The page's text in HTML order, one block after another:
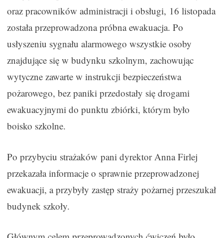
oraz pracowników administracji i obsługi, 16 listopada
została przeprowadzona próbna ewakuacja. Po
usłyszeniu sygnału alarmowego wszystkie osoby
znajdujące się w budynku szkolnym, zachowując
wytyczne zawarte w instrukcji bezpieczeństwa
pożarowego, bez paniki przedostały się drogami
ewakuacyjnymi do punktu zbiórki, którym było
boisko szkolne.
Po przybyciu strażaków pani dyrektor Anna Firlej
przekazała informacje o sprawnie przeprowadzonej
ewakuacji, a przybyły zastęp straży pożarnej przeszukał
budynek szkoły.